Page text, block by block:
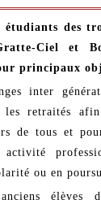
étudiants des
Ciel et
principaux
inter
retraités
de tous et
ou en
élèves